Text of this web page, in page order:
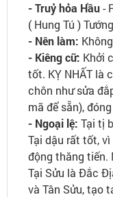
- Truỷ hỏa Hầu-
( Hung Tú )
- Nên làm:
- Kiêng cữ: Khởi
tốt. KỴ NHẤT là
chôn như sửa
mã để sẵn),
- Ngoại lệ: Tại tị
Tại dậu rất tốt, vì
động thăng tiến.
Tại Sửu là Đắc
và Tân Sửu, tạo